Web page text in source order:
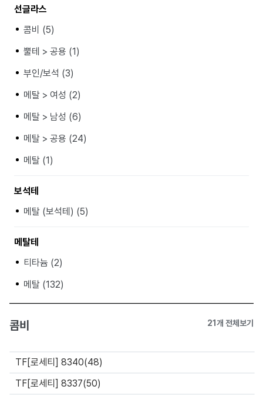
선글라스
콤비 (5)
뿔테 > 공용 (1)
부인/보석 (3)
메탈 > 여성 (2)
메탈 > 남성 (6)
메탈 > 공용 (24)
메탈 (1)
보석테
메탈 (보석테) (5)
메탈테
티타늄 (2)
메탈 (132)
콤비 21개 전체보기
TF[로세티] 8340(48)
TF[로세티] 8337(50)